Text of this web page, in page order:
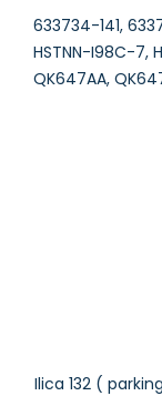
633734-141,
HSTNN-I98C-7,
QK647AA,
Ilica 132 (